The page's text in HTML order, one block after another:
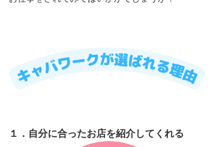
１．自分に合ったお店を紹介してくれる